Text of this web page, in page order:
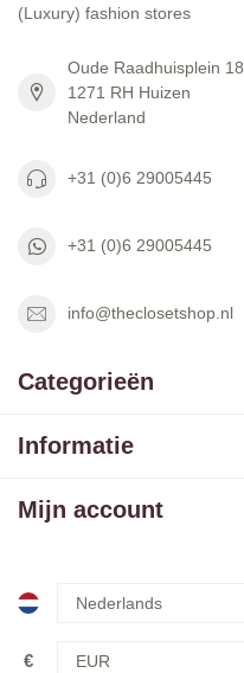
(Luxury) fashion stores
Oude Raadhuisplein 18
1271 RH Huizen
Nederland
+31 (0)6 29005445
+31 (0)6 29005445
info@theclosetshop.nl
Categorieën
Informatie
Mijn account
€